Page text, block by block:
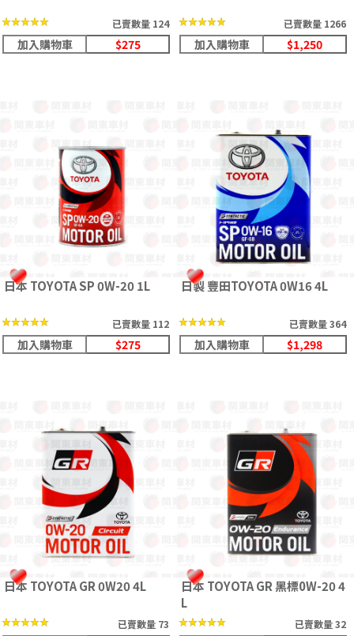
★★★★★
★★★★★ 已賣數量 124
加入購物車 $275
★★★★★
★★★★★ 已賣數量 1266
加入購物車 $1,250
日本 TOYOTA SP 0W-20 1L
★★★★★
★★★★★ 已賣數量 112
加入購物車 $275
日製 豐田TOYOTA 0W16 4L
★★★★★
★★★★★ 已賣數量 364
加入購物車 $1,298
日本 TOYOTA GR 0W20 4L
★★★★★
★★★★★ 已賣數量 73
日本 TOYOTA GR 黑標0W-20 4
L
★★★★★
★★★★★ 已賣數量 32